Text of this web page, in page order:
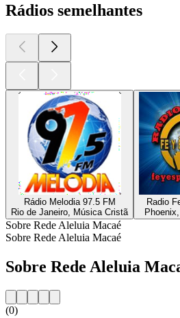
Rádios semelhantes
Rádio Melodia 97.5 FM
Rio de Janeiro, Música Cristã
Radio
Sobre Rede Aleluia Macaé
Sobre Rede Aleluia Macaé
Sobre Rede Aleluia
(0)